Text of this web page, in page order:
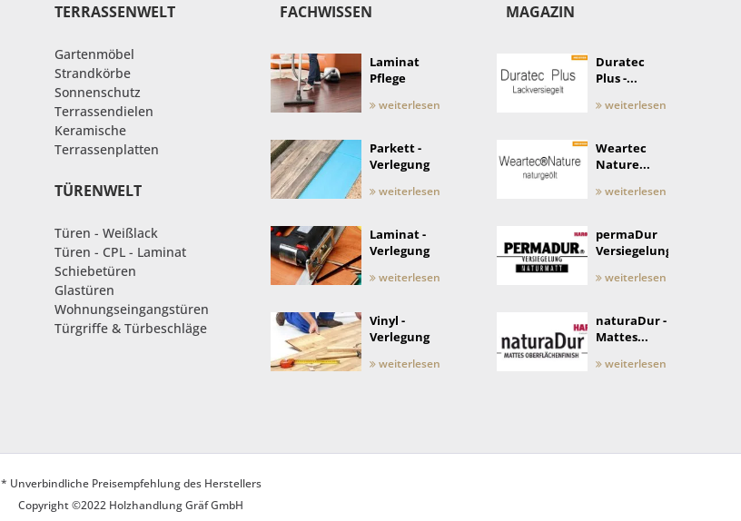
TERRASSENWELT
Gartenmöbel
Strandkörbe
Sonnenschutz
Terrassendielen
Keramische
Terrassenplatten
TÜRENWELT
Türen - Weißlack
Türen - CPL - Laminat
Schiebetüren
Glastüren
Wohnungseingangstüren
Türgriffe & Türbeschläge
FACHWISSEN
Laminat
Pflege
weiterlesen
Parkett -
Verlegung
weiterlesen
Laminat -
Verlegung
weiterlesen
Vinyl -
Verlegung
weiterlesen
MAGAZIN
Duratec
Plus -...
weiterlesen
Weartec
Nature...
weiterlesen
permaDur
Versiegelung
weiterlesen
naturaDur -
Mattes...
weiterlesen
* Unverbindliche Preisempfehlung des Herstellers
Copyright ©2022 Holzhandlung Gräf GmbH